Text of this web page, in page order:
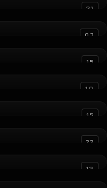
21
07
15
10
15
22
13